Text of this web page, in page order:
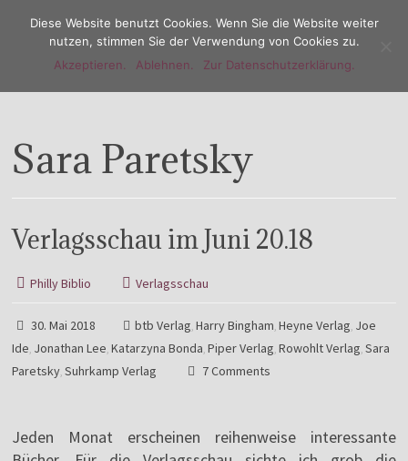
Menu
Sara Paretsky
Verlagsschau im Juni 20.18
Philly Biblio Verlagsschau
30. Mai 2018 btb Verlag,Harry Bingham,Heyne Verlag, Joe
Ide, Jonathan Lee,Katarzyna Bonda,Piper Verlag,Rowohlt Verlag,Sara
Paretsky,Suhrkamp Verlag 7 Comments
Jeden Monat erscheinen reihenweise interessante
Diese Website benutzt Cookies. Wenn Sie die Website weiter
nutzen, stimmen Sie der Verwendung von Cookies zu.
Akzeptieren.
Ablehnen. Zur Datenschutzerklärung.